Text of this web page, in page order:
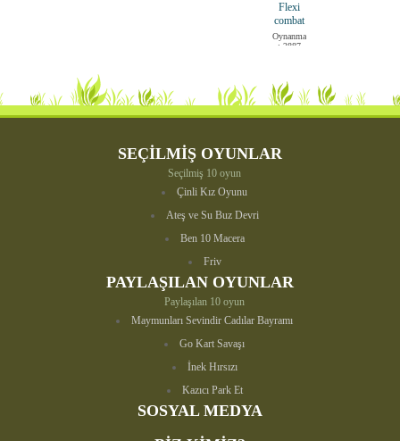
Macəra
Flexi
combat
Oynanma
: 2887
SEÇİLMİŞ OYUNLAR
Seçilmiş 10 oyun
Çinli Kız Oyunu
Ateş ve Su Buz Devri
Ben 10 Macera
Friv
PAYLAŞILAN OYUNLAR
Paylaşılan 10 oyun
Maymunları Sevindir Cadılar Bayramı
Go Kart Savaşı
İnek Hırsızı
Kazıcı Park Et
SOSYAL MEDYA